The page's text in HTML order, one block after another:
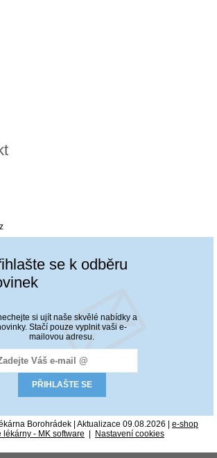
se k odběru
si ujít naše skvělé nabídky a
Stačí pouze vyplnit vaši e-
mailovou adresu.
Borohrádek | Aktualizace 09.08.2026 | e-shop
lékárny - MK software | Nastavení cookies